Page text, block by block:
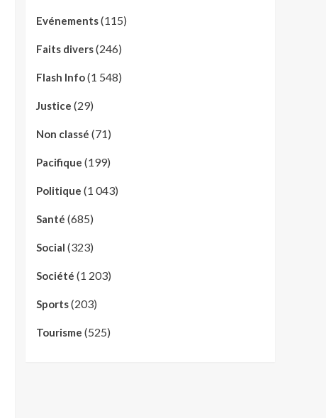
Evénements(115)
Faits divers(246)
Flash Info(1 548)
Justice (29)
Non classé (71)
Pacifique (199)
Politique (1 043)
Santé (685)
Social (323)
Société (1 203)
Sports(203)
Tourisme (525)